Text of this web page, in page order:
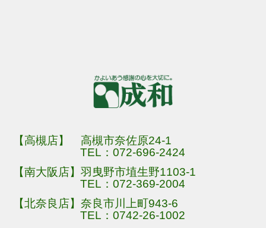
【高槻店】 高槻市奈佐原24-1
TEL：072-696-2424
【南大阪店】羽曳野市埴生野1103-1
TEL：072-369-2004
【北奈良店】奈良市川上町943-6
TEL：0742-26-1002